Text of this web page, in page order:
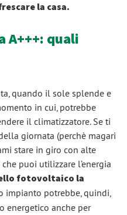
la casa.
A+++: quali
quando il sole splende e
in cui, potrebbe
il climatizzatore. Se ti
giornata (perchè magari
stare in giro con alte
puoi utilizzare l’energia
fotovoltaico la
impianto potrebbe, quindi,
energetico anche per